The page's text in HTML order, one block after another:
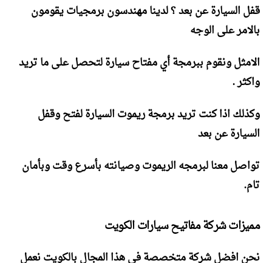
قفل السيارة عن بعد ؟ لدينا مهندسون برمجيات يقومون
بالامر على الوجه
الامثل ونقوم ببرمجة أي مفتاح سيارة لتحصل على ما تريد
واكثر .
وكذلك اذا كنت تريد برمجة ريموت السيارة لفتح وقفل
السيارة عن بعد
تواصل معنا لبرمجه الريموت وصيانته بأسرع وقت وبأمان
تام.
مميزات شركة مفاتيح سيارات الكويت
نحن افضل شركة متخصصة فى هذا المجال بالكويت نعمل